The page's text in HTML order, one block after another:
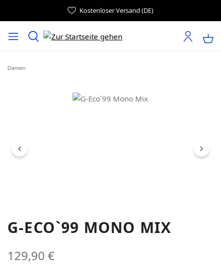
Kostenloser Versand (DE)
Damen
Bildergalerie überspringen
G-ECO`99 MONO MIX
129,90 €